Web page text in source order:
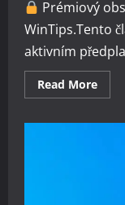
Prémiový
WinTips.Tento
aktivním
Read MoreRead
more